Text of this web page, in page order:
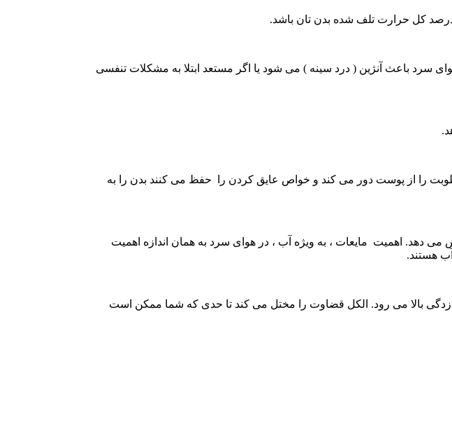
سرد باعث آنژین ( درد سینه ) می شود یا اگر مستعد ابتلا به مشکلات تنفسی
را از پوست دور می کند و خواص عایق کردن را حفظ می کنند بدن را به
دهد. اهمیت مایعات ، به ویژه آب ، در هوای سرد به همان اندازه اهمیت
هستند.
بالا می رود. الکل قضاوت را مختل می کند تا حدی که شما ممکن است